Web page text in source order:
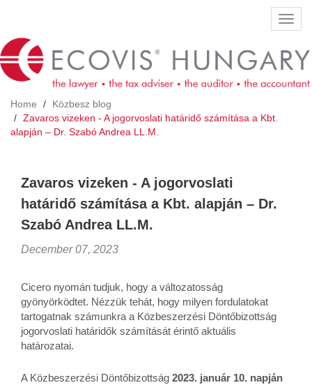
content
Home
Közbesz blog
Zavaros vizeken - A jogorvoslati határidő számítása a Kbt.
alapján – Dr. Szabó Andrea LL.M.
Zavaros vizeken - A jogorvoslati
határidő számítása a Kbt. alapján – Dr.
Szabó Andrea LL.M.
December 07, 2023
Cicero nyomán tudjuk, hogy a változatosság
gyönyörködtet. Nézzük tehát, hogy milyen fordulatokat
tartogatnak számunkra a Közbeszerzési Döntőbizottság
jogorvoslati határidők számítását érintő aktuális
határozatai.
A Közbeszerzési Döntőbizottság 2023. január 10. napján